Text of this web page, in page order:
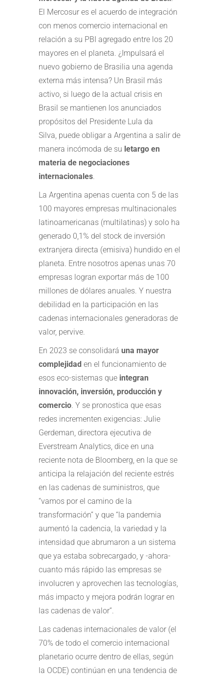
El Mercosur es el acuerdo de integración
con menos comercio internacional en
relación a su PBI agregado entre los 20
mayores en el planeta. ¿Impulsará el
nuevo gobierno de Brasilia una agenda
externa más intensa? Un Brasil más
activo, si luego de la actual crisis en
Brasil se mantienen los anunciados
propósitos del Presidente Lula da
Silva, puede obligar a Argentina a salir de
manera incómoda de su letargo en
materia de negociaciones
internacionales.
La Argentina apenas cuenta con 5 de las
100 mayores empresas multinacionales
latinoamericanas (multilatinas) y solo ha
generado 0,1% del stock de inversión
extranjera directa (emisiva) hundido en el
planeta. Entre nosotros apenas unas 70
empresas logran exportar más de 100
millones de dólares anuales. Y nuestra
debilidad en la participación en las
cadenas internacionales generadoras de
valor, pervive.
En 2023 se consolidará una mayor
complejidad en el funcionamiento de
esos eco-sistemas que integran
innovación, inversión, producción y
comercio. Y se pronostica que esas
redes incrementen exigencias: Julie
Gerdeman, directora ejecutiva de
Everstream Analytics, dice en una
reciente nota de Bloomberg, en la que se
anticipa la relajación del reciente estrés
en las cadenas de suministros, que
“vamos por el camino de la
transformación” y que “la pandemia
aumentó la cadencia, la variedad y la
intensidad que abrumaron a un sistema
que ya estaba sobrecargado, y -ahora-
cuanto más rápido las empresas se
involucren y aprovechen las tecnologías,
más impacto y mejora podrán lograr en
las cadenas de valor”.
Las cadenas internacionales de valor (el
70% de todo el comercio internacional
planetario ocurre dentro de ellas, según
la OCDE) continúan en una tendencia de